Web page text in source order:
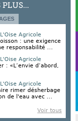
Agricole
: une exigence
responsabilité ...
Agricole
: «L’envie d’abord,
Agricole
rimer désherbage
de l'eau avec ...
Voir tous